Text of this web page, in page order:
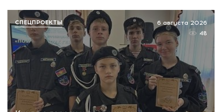
6 августа 2026
48
СПЕЦПРОЕКТЫ